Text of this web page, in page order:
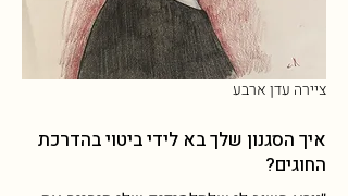
ציירה עדן ארבע
איך הסגנון שלך בא לידי ביטוי בהדרכת
החוגים?